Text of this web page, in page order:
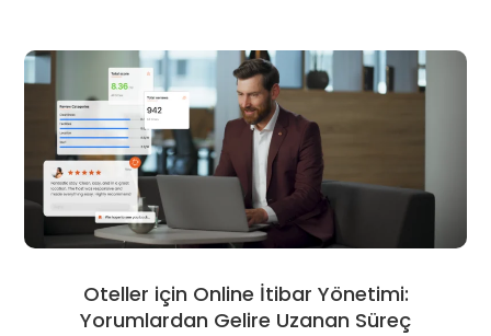
Oteller için Online İtibar Yönetimi:
Yorumlardan Gelire Uzanan Süreç